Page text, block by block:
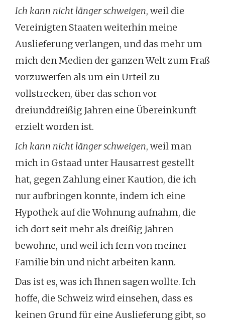
Ich kann nicht länger schweigen, weil die
Vereinigten Staaten weiterhin meine
Auslieferung verlangen, und das mehr um
mich den Medien der ganzen Welt zum Fraß
vorzuwerfen als um ein Urteil zu
vollstrecken, über das schon vor
dreiunddreißig Jahren eine Übereinkunft
erzielt worden ist.
Ich kann nicht länger schweigen, weil man
mich in Gstaad unter Hausarrest gestellt
hat, gegen Zahlung einer Kaution, die ich
nur aufbringen konnte, indem ich eine
Hypothek auf die Wohnung aufnahm, die
ich dort seit mehr als dreißig Jahren
bewohne, und weil ich fern von meiner
Familie bin und nicht arbeiten kann.
Das ist es, was ich Ihnen sagen wollte. Ich
hoffe, die Schweiz wird einsehen, dass es
keinen Grund für eine Auslieferung gibt, so